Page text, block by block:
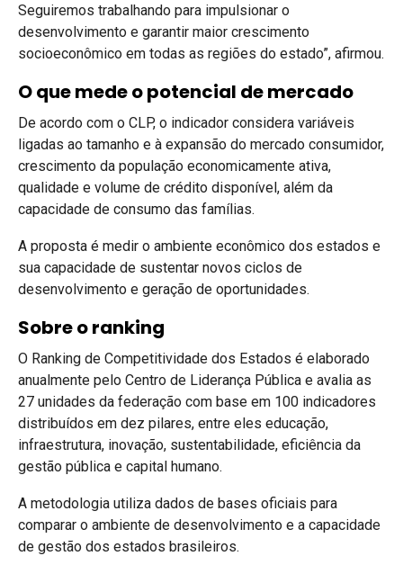
Seguiremos trabalhando para impulsionar o
desenvolvimento e garantir maior crescimento
socioeconômico em todas as regiões do estado”, afirmou.
O que mede o potencial de mercado
De acordo com o CLP, o indicador considera variáveis
ligadas ao tamanho e à expansão do mercado consumidor,
crescimento da população economicamente ativa,
qualidade e volume de crédito disponível, além da
capacidade de consumo das famílias.
A proposta é medir o ambiente econômico dos estados e
sua capacidade de sustentar novos ciclos de
desenvolvimento e geração de oportunidades.
Sobre o ranking
O Ranking de Competitividade dos Estados é elaborado
anualmente pelo Centro de Liderança Pública e avalia as
27 unidades da federação com base em 100 indicadores
distribuídos em dez pilares, entre eles educação,
infraestrutura, inovação, sustentabilidade, eficiência da
gestão pública e capital humano.
A metodologia utiliza dados de bases oficiais para
comparar o ambiente de desenvolvimento e a capacidade
de gestão dos estados brasileiros.